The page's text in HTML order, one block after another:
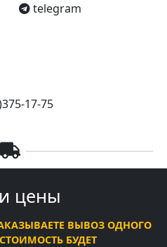
telegram
17-75
цены
ВЫВОЗ ОДНОГО
БУДЕТ